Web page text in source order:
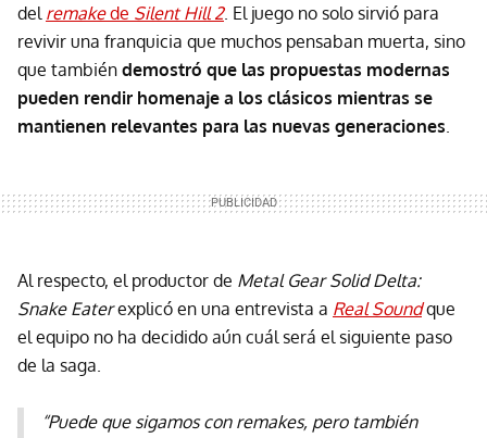
del remakede Silent Hill 2. El juego no solo sirvió para
revivir una franquicia que muchos pensaban muerta, sino
que también demostró que las propuestas modernas
pueden rendir homenaje a los clásicos mientras se
mantienen relevantes para las nuevas generaciones.
Al respecto, el productor de Metal Gear Solid Delta:
Snake Eaterexplicó en una entrevista a Real Soundque
el equipo no ha decidido aún cuál será el siguiente paso
de la saga.
“Puede que sigamos con remakes, pero también